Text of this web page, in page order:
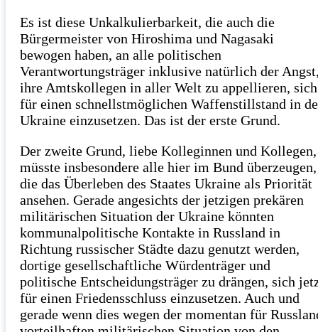
Es ist diese Unkalkulierbarkeit, die auch die
Bürgermeister von Hiroshima und Nagasaki
bewogen haben, an alle politischen
Verantwortungsträger inklusive natürlich der
ihre Amtskollegen in aller Welt zu appellieren, sich
für einen schnellstmöglichen Waffenstillstand in
Ukraine einzusetzen. Das ist der erste Grund.
Der zweite Grund, liebe Kolleginnen und Kollegen,
müsste insbesondere alle hier im Bund überzeugen,
die das Überleben des Staates Ukraine als Priorität
ansehen. Gerade angesichts der jetzigen prekären
militärischen Situation der Ukraine könnten
kommunalpolitische Kontakte in Russland in
Richtung russischer Städte dazu genutzt werden,
dortige gesellschaftliche Würdenträger und
politische Entscheidungsträger zu drängen, sich
für einen Friedensschluss einzusetzen. Auch und
gerade wenn dies wegen der momentan für